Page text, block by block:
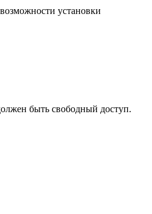
установки
быть свободный доступ.